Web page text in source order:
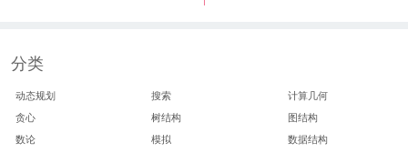
分类
动态规划 搜索
计算几何
贪心
树结构
图结构
数论
模拟
数据结构